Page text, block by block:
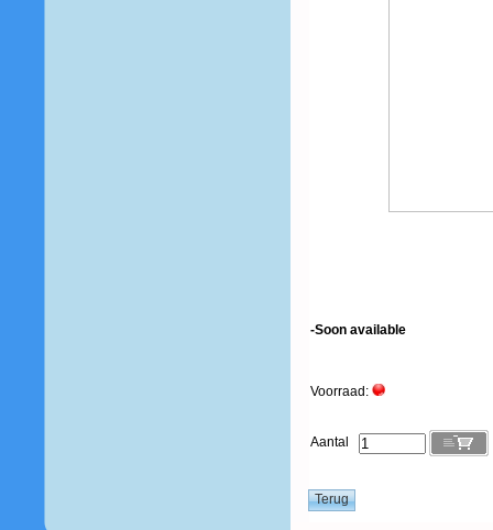
-Soon available
Voorraad:
Aantal